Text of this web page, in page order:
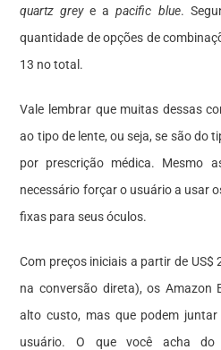
quartz greye apacific blue.
quantidade de opções de
13 no total.
Vale lembrar que muitas dessas
ao tipo de lente, ou seja, se são do
por prescrição médica. Mesmo
necessário forçar o usuário a usar
fixas para seus óculos.
Com preços iniciais a partir de US$
na conversão direta), os Amazon
alto custo, mas que podem
usuário. O que você acha do